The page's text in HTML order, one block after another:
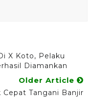
X Koto, Pelaku
Diamankan
Older Article
Tangani Banjir